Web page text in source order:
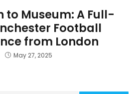
to Museum: A Full-
Football
from London
May 27, 2025